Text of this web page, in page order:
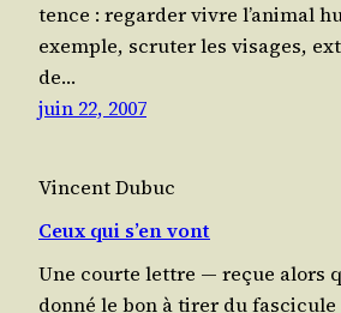
tence : regar­der vivre l’a­ni­mal
exemple, scru­ter les visages,
de…
juin 22, 2007
Vincent Dubuc
Ceux qui s’en vont
Une courte lettre ― reçue alors
don­né le bon à tirer du